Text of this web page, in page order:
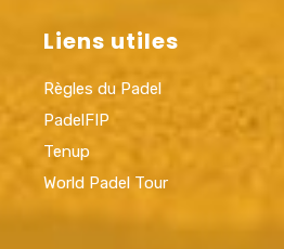
Liens utiles
Règles du Padel
PadelFIP
Tenup
World Padel Tour